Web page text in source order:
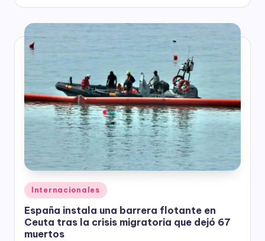
Posted
in
Internacionales
España instala una barrera flotante en
Ceuta tras la crisis migratoria que dejó 67
muertos